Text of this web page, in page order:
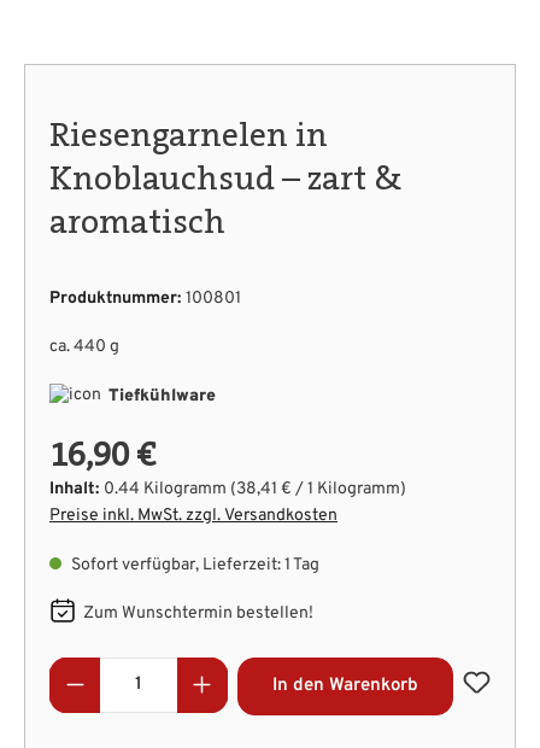
Riesengarnelen in
Knoblauchsud – zart &
aromatisch
Produktnummer: 100801
ca. 440 g
Tiefkühlware
16,90 €
Inhalt: 0.44 Kilogramm (38,41 € / 1 Kilogramm)
Preise inkl. MwSt. zzgl. Versandkosten
Sofort verfügbar, Lieferzeit: 1 Tag
Zum Wunschtermin bestellen!
Produkt Anzahl: Gib den gewünschten
In den Warenkorb